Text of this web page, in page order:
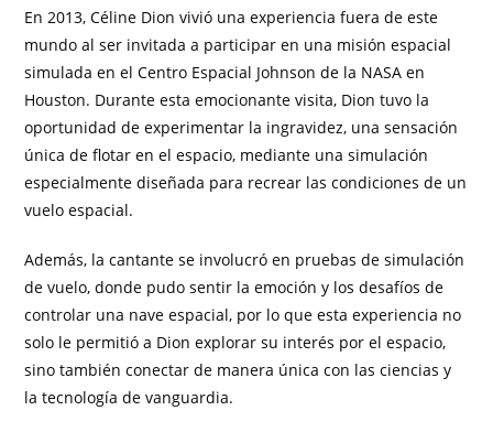
En 2013, Céline Dion vivió una experiencia fuera de este
mundo al ser invitada a participar en una misión espacial
simulada en el Centro Espacial Johnson de la NASA en
Houston. Durante esta emocionante visita, Dion tuvo la
oportunidad de experimentar la ingravidez, una sensación
única de flotar en el espacio, mediante una simulación
especialmente diseñada para recrear las condiciones de un
vuelo espacial.
Además, la cantante se involucró en pruebas de simulación
de vuelo, donde pudo sentir la emoción y los desafíos de
controlar una nave espacial, por lo que esta experiencia no
solo le permitió a Dion explorar su interés por el espacio,
sino también conectar de manera única con las ciencias y
la tecnología de vanguardia.